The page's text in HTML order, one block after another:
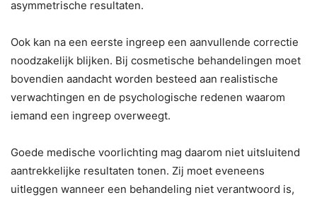
asymmetrische resultaten.
Ook kan na een eerste ingreep een aanvullende correctie
noodzakelijk blijken. Bij cosmetische behandelingen moet
bovendien aandacht worden besteed aan realistische
verwachtingen en de psychologische redenen waarom
iemand een ingreep overweegt.
Goede medische voorlichting mag daarom niet uitsluitend
aantrekkelijke resultaten tonen. Zij moet eveneens
uitleggen wanneer een behandeling niet verantwoord is,